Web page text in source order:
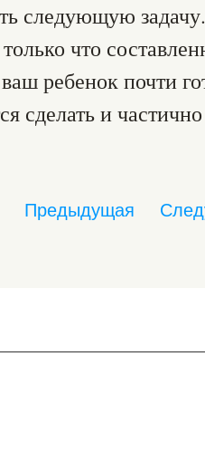
следующую задачу.
что
ребенок почти
сделать и
Предыдущая